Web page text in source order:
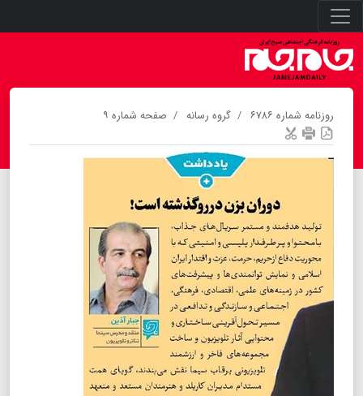
روزنامه شماره ۶۷۸۶ گروه رسانه صفحه شماره ۹